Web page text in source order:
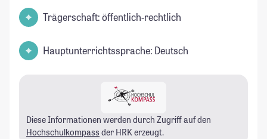
Trägerschaft: öffentlich-rechtlich
Hauptunterrichtssprache: Deutsch
Diese Informationen werden durch Zugriff auf den
Hochschulkompass der HRK erzeugt.